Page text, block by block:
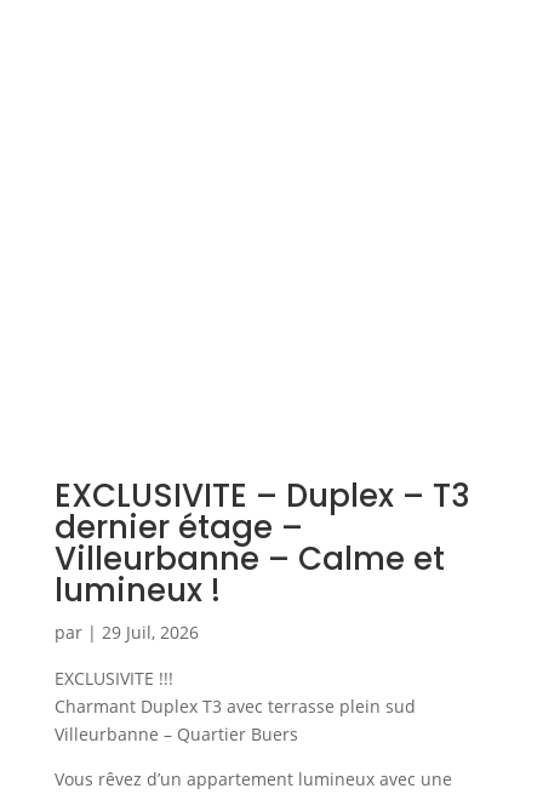
EXCLUSIVITE – Duplex – T3
dernier étage –
Villeurbanne – Calme et
lumineux !
par | 29 Juil, 2026
EXCLUSIVITE !!!
Charmant Duplex T3 avec terrasse plein sud
Villeurbanne – Quartier Buers
Vous rêvez d’un appartement lumineux avec une